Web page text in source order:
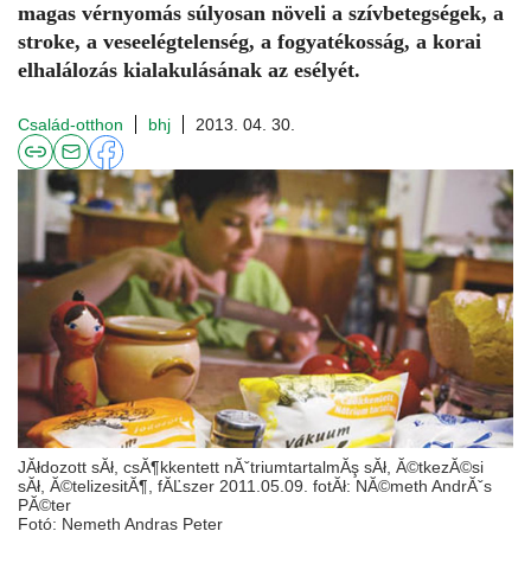
magas vérnyomás súlyosan növeli a szívbetegségek, a
stroke, a veseelégtelenség, a fogyatékosság, a korai
elhalálozás kialakulásának az esélyét.
Család-otthon bhj 2013. 04. 30.
JĂłdozott sĂł, csĂ¶kkentett nĂˇtriumtartalmĂş sĂł, Ă©tkezĂ©si
sĂł, Ă©telizesitĂ¶, fĂĽszer 2011.05.09. fotĂł: NĂ©meth AndrĂˇs
PĂ©ter
Fotó: Nemeth Andras Peter